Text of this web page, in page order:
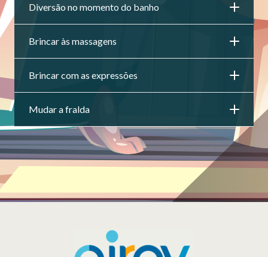
Diversão no momento do banho
Brincar às massagens
Brincar com as expressões
Mudar a fralda